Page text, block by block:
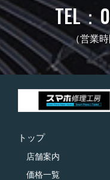
TEL：
（営業時
トップ
店舗案内
価格一覧